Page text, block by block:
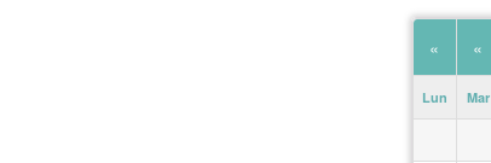
« «
Lun Mar